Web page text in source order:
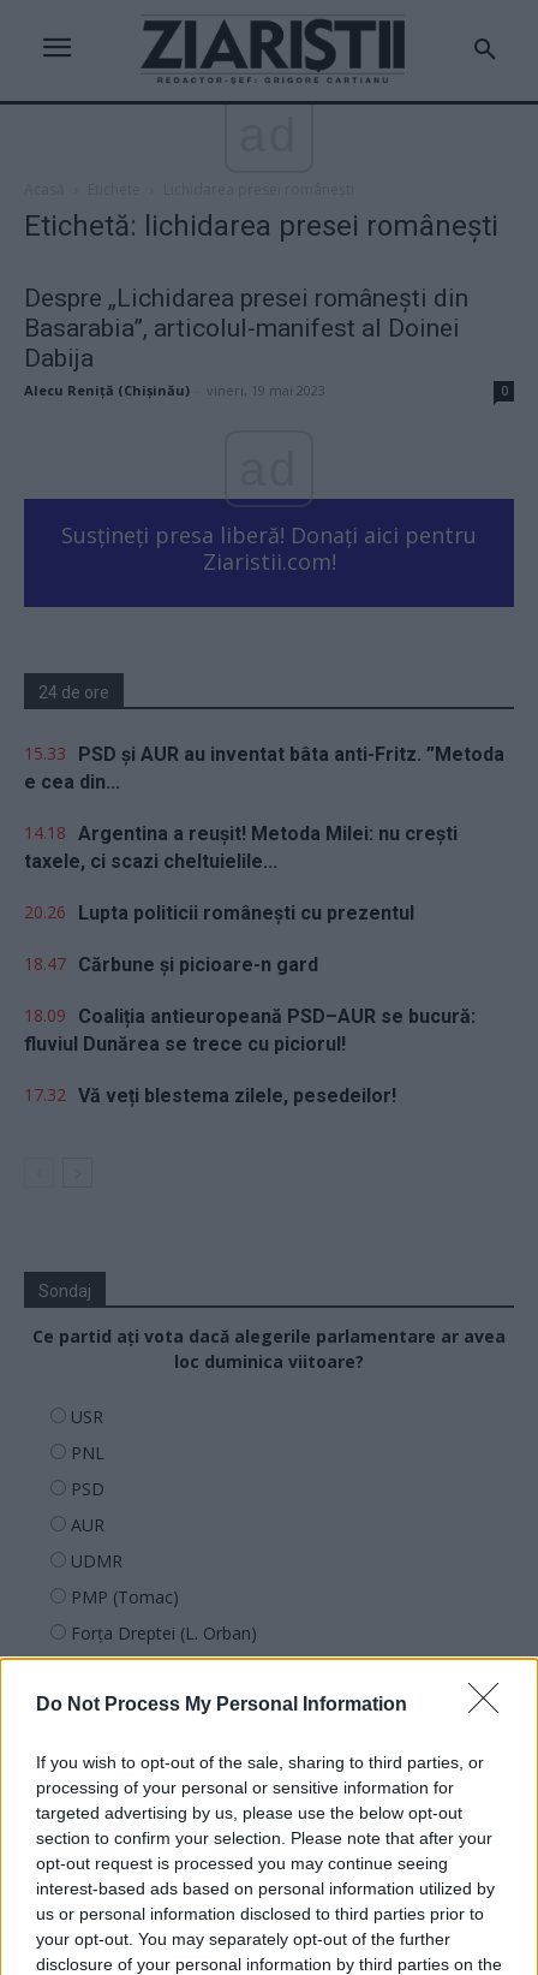
Do Not Process My Personal Information
If you wish to opt-out of the sale, sharing to third parties, or
processing of your personal or sensitive information for
targeted advertising by us, please use the below opt-out
section to confirm your selection. Please note that after your
opt-out request is processed you may continue seeing
interest-based ads based on personal information utilized by
us or personal information disclosed to third parties prior to
your opt-out. You may separately opt-out of the further
disclosure of your personal information by third parties on the
Etichetă: lichidarea presei românești
Despre „Lichidarea presei românești din
Basarabia”, articolul-manifest al Doinei
Dabija
Alecu Reniță (Chișinău) vineri, 19 mai 2023 0
Susțineți presa liberă! Donați aici pentru
Ziaristii.com!
24 de ore
15.33
PSD și AUR au inventat bâta anti-Fritz. ”Metoda
e cea din...
14.18 Argentina a reușit! Metoda Milei: nu crești
taxele, ci scazi cheltuielile...
20.26 Lupta politicii românești cu prezentul
18.47 Cărbune și picioare-n gard
18.09
Coaliția antieuropeană PSD–AUR se bucură:
fluviul Dunărea se trece cu piciorul!
17.32 Vă veți blestema zilele, pesedeilor!
Sondaj
Ce partid ați vota dacă alegerile parlamentare ar avea
loc duminica viitoare?
USR
PNL
PSD
AUR
UDMR
PMP (Tomac)
Forța Dreptei (L. Orban)
REPER
SOS (Șoșoacă)
POT (Gavrilă)
PACE (Peia)
Acțiunea Conservatoare (Târziu)
PDF (Lazarus)
PUSL (D. Voiculescu)